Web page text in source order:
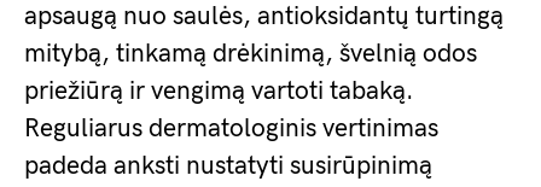
apsaugą nuo saulės, antioksidantų turtingą
mitybą, tinkamą drėkinimą, švelnią odos
priežiūrą ir vengimą vartoti tabaką.
Reguliarus dermatologinis vertinimas
padeda anksti nustatyti susirūpinimą